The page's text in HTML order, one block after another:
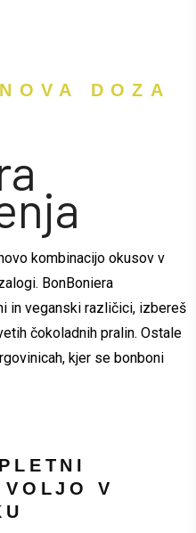
DOZA
kombinacijo okusov v
BonBoniera
in veganski različici, izbereš
čokoladnih pralin. Ostale
kjer se bonboni
V